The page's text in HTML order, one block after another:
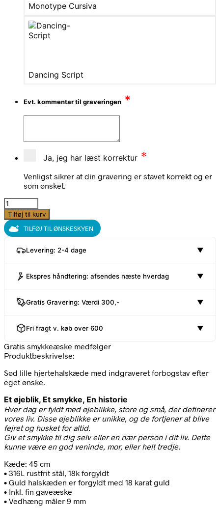
Monotype Cursiva
Dancing Script
Evt. kommentar til graveringen *
Ja, jeg har læst korrektur *
Venligst sikrer at din gravering er stavet korrekt og er
som ønsket.
Lille
hjerte
halskæde,
gennemgående
kæde,
forgyldt
Jewellery
antal
Tilføj til kurv
TILFØJ TIL ØNSKESKYEN
Levering: 2-4 dage ▼
Ekspres håndtering: afsendes næste hverdag ▼
Gratis Gravering: Værdi 300,- ▼
Fri fragt v. køb over 600 ▼
Gratis smykkeæske medfølger
Produktbeskrivelse:
Sød lille hjertehalskæde med indgraveret forbogstav efter
eget ønske.
Et øjeblik, Et smykke, En historie
Hver dag er fyldt med øjeblikke, store og små, der definerer
vores liv. Disse øjeblikke er unikke, og de fortjener at blive
fejret og husket for altid.
Giv et smykke til dig selv eller en nær person i dit liv. Dette
kunne være en god veninde, mor, eller helt tredje.
Kæde: 45 cm
• 316L rustfrit stål, 18k forgyldt
• Guld halskæden er forgyldt med 18 karat guld
• Inkl. fin gaveæske
• Vedhæng måler 9 mm